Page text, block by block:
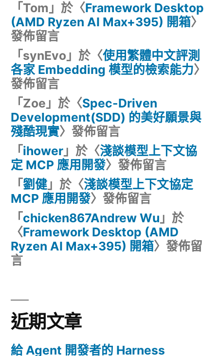
「 Tom 」於〈Framework Desktop
(AMD Ryzen AI Max+395) 開箱〉
發佈留言
「 synEvo 」於〈使用繁體中文評測
各家 Embedding 模型的檢索能力〉
發佈留言
「 Zoe 」於〈Spec-Driven
Development(SDD) 的美好願景與
殘酷現實〉發佈留言
「 ihower 」於〈淺談模型上下文協
定 MCP 應用開發〉發佈留言
「 劉健」於〈淺談模型上下文協定
MCP 應用開發〉發佈留言
「 chicken867Andrew Wu 」於
〈Framework Desktop (AMD
Ryzen AI Max+395) 開箱〉發佈留
言
近期文章
給 Agent 開發者的 Harness